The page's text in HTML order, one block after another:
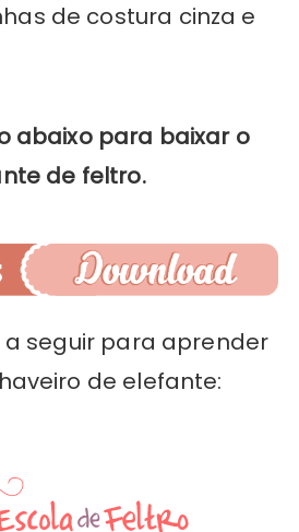
de costura cinza e
abaixo para baixar o
de feltro.
a seguir para aprender
de elefante: